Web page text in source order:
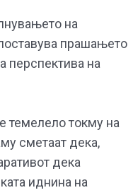
на
прашањето
перспектива на
темелело токму на
сметаат дека,
дека
иднина на